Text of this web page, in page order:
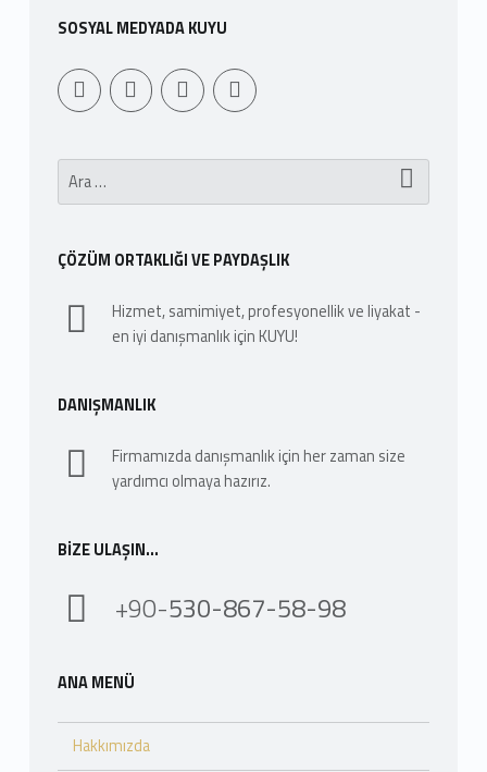
SOSYAL MEDYADA KUYU
WebMan on Facebook
YoutubeWebMan DesignSepet
Arama:
ÇÖZÜM ORTAKLIĞI VE PAYDAŞLIK
Hizmet, samimiyet, profesyonellik ve liyakat -
en iyi danışmanlık için KUYU!
DANIŞMANLIK
Firmamızda danışmanlık için her zaman size
yardımcı olmaya hazırız.
BIZE ULAŞIN…
+90-530-867-58-98
ANA MENÜ
Hakkımızda